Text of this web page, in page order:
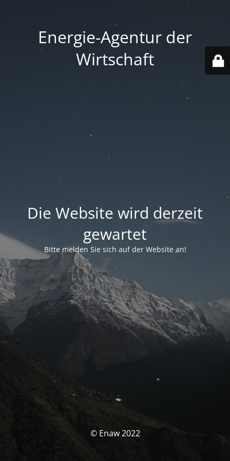
Energie-Agentur der
Wirtschaft
Die Website wird derzeit
gewartet
Bitte melden Sie sich auf der Website an!
© Enaw 2022